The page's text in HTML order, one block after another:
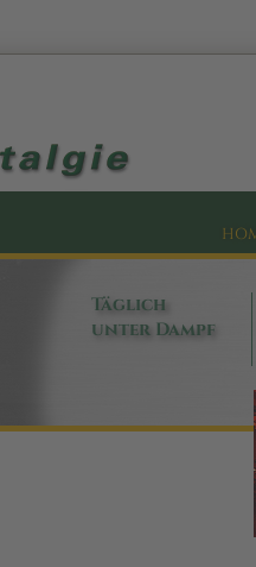
Täglich
unter Dampf